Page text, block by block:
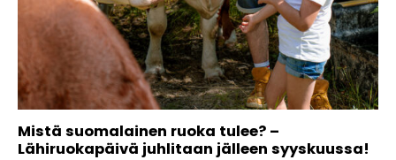
Mistä suomalainen ruoka tulee? –
Lähiruokapäivä juhlitaan jälleen syyskuussa!